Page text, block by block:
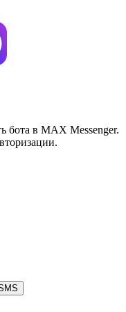
бота в MAX Messenger.